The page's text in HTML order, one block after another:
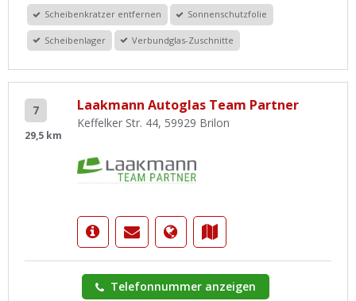
Scheibenkratzer entfernen Sonnenschutzfolie
Scheibenlager Verbundglas-Zuschnitte
7
29,5 km
Laakmann Autoglas Team Partner
Keffelker Str. 44, 59929 Brilon
Telefonnummer anzeigen